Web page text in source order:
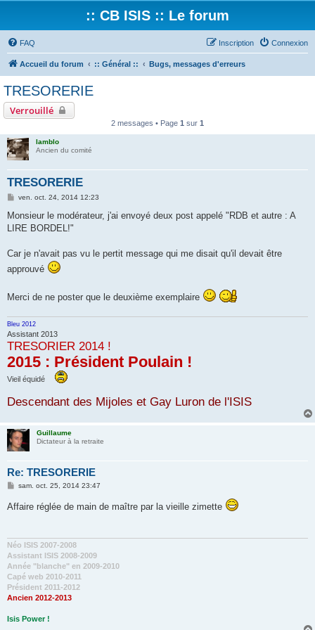
:: CB ISIS :: Le forum
FAQ Connexion
Inscription
Accueil du forum :: Général :: Bugs, messages d'erreurs
TRESORERIE
Verrouillé
2 messages • Page 1 sur 1
lamblo
Ancien du comité
TRESORERIE
M
s
a
ven. oct. 24, 2014 12:23
Monsieur le modérateur, j'ai envoyé deux post appelé "RDB et autre : A
LIRE BORDEL!"
Car je n'avait pas vu le pertit message qui me disait qu'il devait être
approuvé
Merci de ne poster que le deuxième exemplaire
Bleu 2012
Assistant 2013
TRESORIER 2014 !
2015 : Président Poulain !
Vieil équidé
Descendant des Mijoles et Gay Luron de l'ISIS
Guillaume
Dictateur à la retraite
Re: TRESORERIE
M
s
s
sam. oct. 25, 2014 23:47
Affaire réglée de main de maître par la vieille zimette
Néo ISIS 2007-2008
Assistant ISIS 2008-2009
Année "blanche" en 2009-2010
Capé web 2010-2011
Président 2011-2012
Ancien 2012-2013
Isis Power !